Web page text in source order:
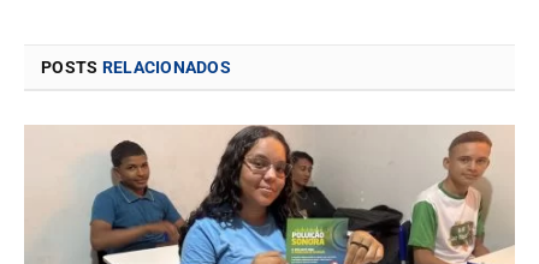
POSTS RELACIONADOS